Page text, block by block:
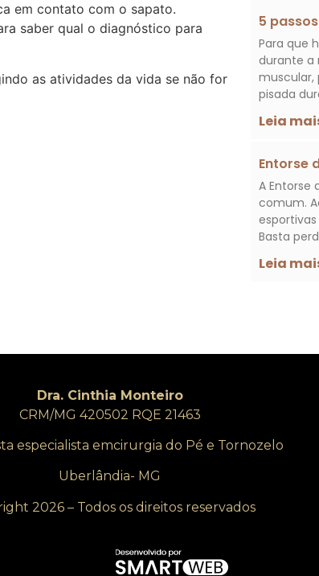
em contato com o sapato.
saber qual o diagnóstico para
as atividades da vida se não for
5
Para que
durante a
muscular,
pisada
Leia
Entorse
A Entorse
comum.
Basta
Leia
Dra. Cinthia Monteiro
CRM/MG 420502 RQE 21463
especialista emcirurgia do Pé e Tornozelo
Uberlândia- MG
2026 – Todos os direitos reservados